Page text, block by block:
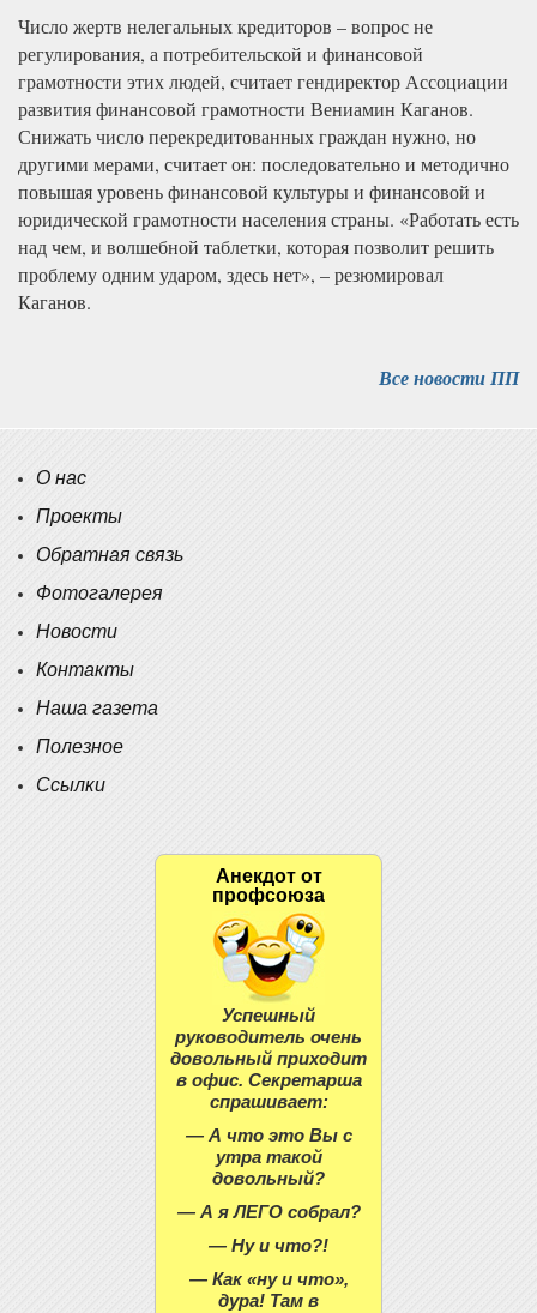
Число жертв нелегальных кредиторов – вопрос не
регулирования, а потребительской и финансовой
грамотности этих людей, считает гендиректор Ассоциации
развития финансовой грамотности Вениамин Каганов.
Снижать число перекредитованных граждан нужно, но
другими мерами, считает он: последовательно и методично
повышая уровень финансовой культуры и финансовой и
юридической грамотности населения страны. «Работать есть
над чем, и волшебной таблетки, которая позволит решить
проблему одним ударом, здесь нет», – резюмировал
Каганов.
Все новости ПП
О нас
Проекты
Обратная связь
Фотогалерея
Новости
Контакты
Наша газета
Полезное
Ссылки
Анекдот от
профсоюза
Успешный
руководитель очень
довольный приходит
в офис. Секретарша
спрашивает:
— А что это Вы с
утра такой
довольный?
— А я ЛЕГО собрал?
— Ну и что?!
— Как «ну и что»,
дура! Там в